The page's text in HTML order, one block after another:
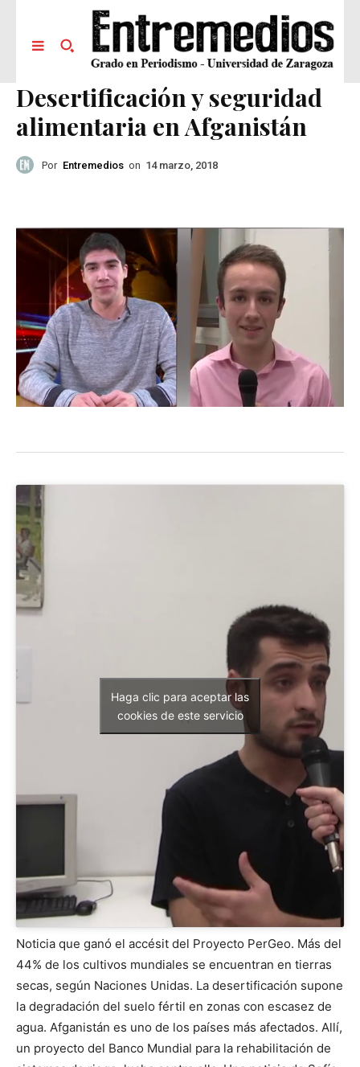
Desertificación y seguridad
alimentaria en Afganistán
Por Entremedios on 14 marzo, 2018
Haga clic para aceptar las
cookies de este servicio
Noticia que ganó el accésit del Proyecto PerGeo. Más del
44% de los cultivos mundiales se encuentran en tierras
secas, según Naciones Unidas. La desertificación supone
la degradación del suelo fértil en zonas con escasez de
agua. Afganistán es uno de los países más afectados. Allí,
un proyecto del Banco Mundial para la rehabilitación de